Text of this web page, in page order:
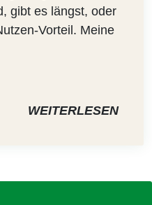
gibt es längst, oder
Vorteil. Meine
WEITERLESEN